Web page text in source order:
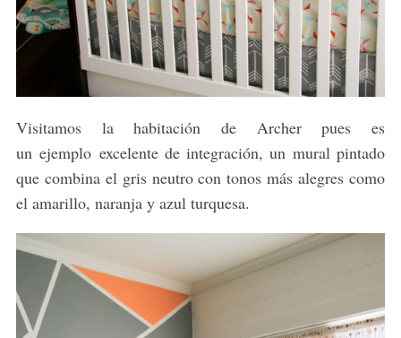
Visitamos la habitación de Archer pues es
un ejemplo excelente de integración, un mural pintado
que combina el gris neutro con tonos más alegres como
el amarillo, naranja y azul turquesa.